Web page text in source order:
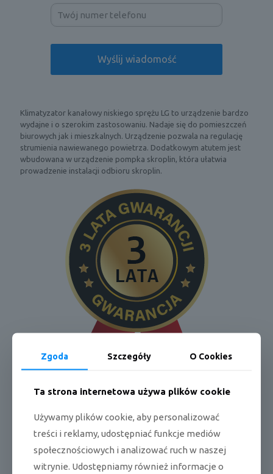
Klimatyzator kanałowy niskiego sprężu LG to urządzenie bardzo
wydajne i o szerokim zastosowaniu. Nadaje się do pomieszczeń
biurowych jak i mieszkalnych. Urządzenie pozwala na regulację
strumienia nawiewanego powietrza. Dodatkowym atutem jest
wbudowana w urządzenie pompka skroplin, która ułatwia
prowadzenie instalacji odbioru skroplin.
Pełna karta produktu
Dane techniczne:
Zgoda Szczegóły O Cookies
Ta strona internetowa używa plików cookie
Używamy plików cookie, aby personalizować
treści i reklamy, udostępniać funkcje mediów
społecznościowych i analizować ruch w naszej
witrynie. Udostępniamy również informacje o